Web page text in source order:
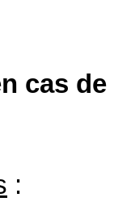
cas
: